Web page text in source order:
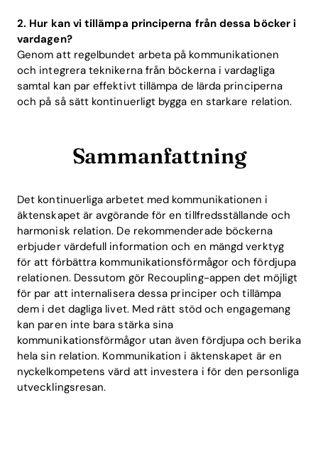
2. Hur kan vi tillämpa principerna från dessa böcker i
vardagen?
Genom att regelbundet arbeta på kommunikationen
och integrera teknikerna från böckerna i vardagliga
samtal kan par effektivt tillämpa de lärda principerna
och på så sätt kontinuerligt bygga en starkare relation.
Sammanfattning
Det kontinuerliga arbetet med kommunikationen i
äktenskapet är avgörande för en tillfredsställande och
harmonisk relation. De rekommenderade böckerna
erbjuder värdefull information och en mängd verktyg
för att förbättra kommunikationsförmågor och fördjupa
relationen. Dessutom gör Recoupling-appen det möjligt
för par att internalisera dessa principer och tillämpa
dem i det dagliga livet. Med rätt stöd och engagemang
kan paren inte bara stärka sina
kommunikationsförmågor utan även fördjupa och berika
hela sin relation. Kommunikation i äktenskapet är en
nyckelkompetens värd att investera i för den personliga
utvecklingsresan.